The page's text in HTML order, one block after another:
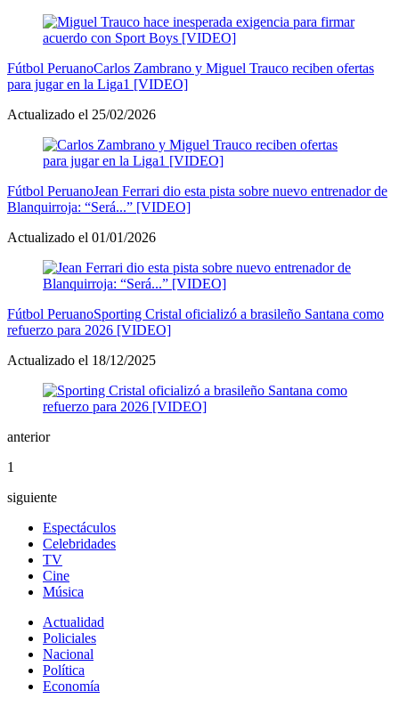
Fútbol PeruanoCarlos Zambrano y Miguel Trauco reciben ofertas
para jugar en la Liga1 [VIDEO]
Actualizado el 25/02/2026
Fútbol PeruanoJean Ferrari dio esta pista sobre nuevo entrenador de
Blanquirroja: “Será...” [VIDEO]
Actualizado el 01/01/2026
Fútbol PeruanoSporting Cristal oficializó a brasileño Santana como
refuerzo para 2026 [VIDEO]
Actualizado el 18/12/2025
anterior
1
siguiente
Espectáculos
Celebridades
TV
Cine
Música
Actualidad
Policiales
Nacional
Política
Economía